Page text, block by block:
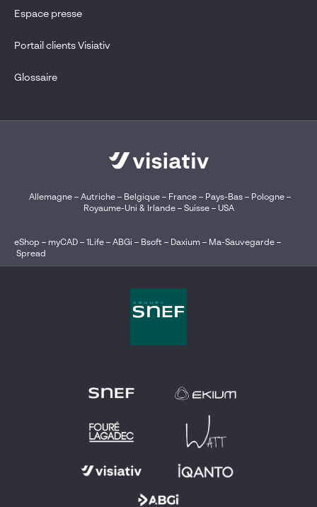
Espace presse
Portail clients Visiativ
Glossaire
Allemagne– Autriche– Belgique – France– Pays-Bas– Pologne–
Royaume-Uni & Irlande– Suisse– USA
eShop – myCAD – 1Life – ABGi – Bsoft – Daxium – Ma-Sauvegarde –
Spread